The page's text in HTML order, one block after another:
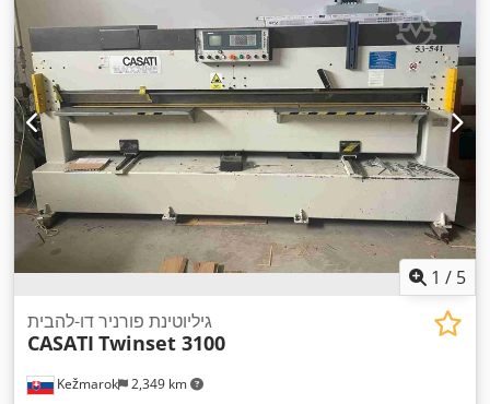
1 / 5
Kežmarok 2,349 km
גיליוטינת פורניר דו-להבית
CASATI Twinset 3100